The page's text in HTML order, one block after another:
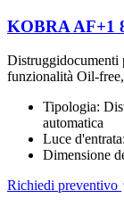
KOBRA AF+1
Distruggidocumenti
funzionalità Oil-
Tipologia:
automatica
Luce d'entrata:
Dimensione
Richiedi preventivo